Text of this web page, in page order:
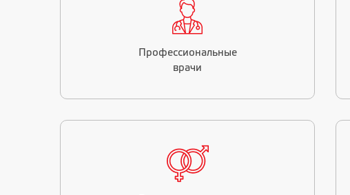
Профессиональные
врачи